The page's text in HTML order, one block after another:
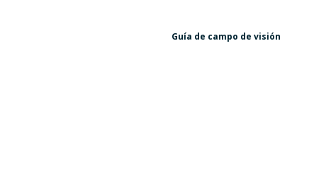
Guía de campo de visión